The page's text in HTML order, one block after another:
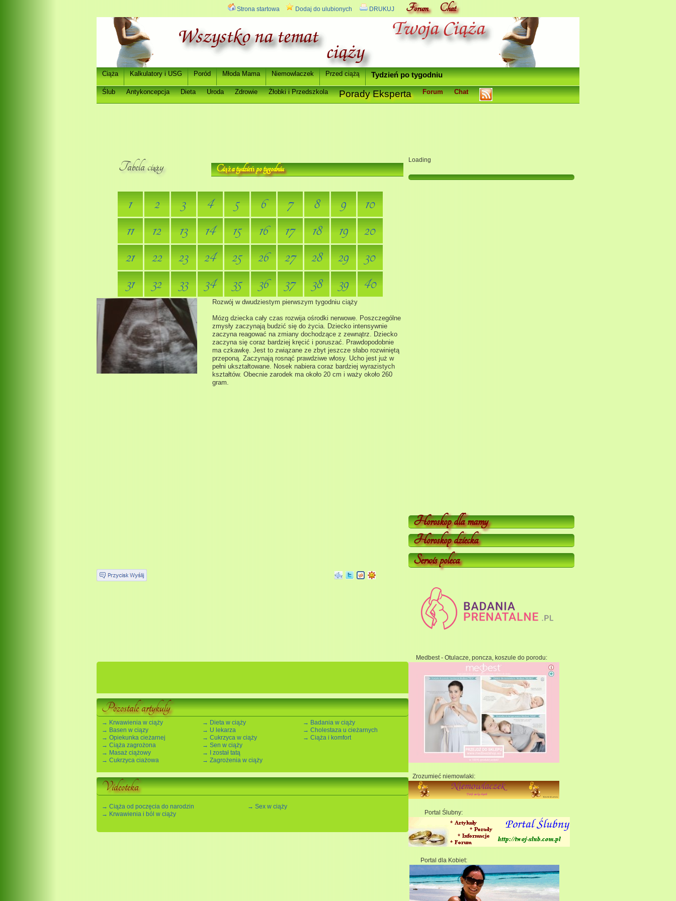
Strona startowa Dodaj do ulubionych DRUKUJ Forum Chat
Ciąża Kalkulatory i USG Poród Młoda Mama Niemowlaczek Przed ciążą Tydzieńpo tygodniu
Ślub Antykoncepcja Dieta Uroda Zdrowie Żłobki i Przedszkola Porady Eksperta Forum Chat
Ciąża tydzieńpo tygodniu
Tabela ciąży
1 2 3 4 5 6 7 8 9
10
11
12 13 14 15 16 17 18 19
20
21
22 23 24 25 26 27 28 29
30
31
32 33 34 35 36 37 38 39 40
Rozwój w dwudziestym pierwszym tygodniu ciąży
Mózg dziecka cały czas rozwija ośrodki nerwowe. Poszczególne
zmysły zaczynają budzić się do życia. Dziecko intensywnie
zaczyna reagować na zmiany dochodzące z zewnątrz. Dziecko
zaczyna się coraz bardziej kręcić i poruszać. Prawdopodobnie
ma czkawkę. Jest to związane ze zbyt jeszcze słabo rozwiniętą
przeponą. Zaczynają rosnąć prawdziwe włosy. Ucho jest już w
pełni ukształtowane. Nosek nabiera coraz bardziej wyrazistych
kształtów. Obecnie zarodek ma około 20 cm i waży około 260
gram.
Pozostałe artykuły
→ Krwawienia w ciąży
→ Basen w ciązy
→ Opiekunka cieżarnej
→ Ciąża zagrożona
→ Masaż ciążowy
→ Cukrzyca ciażowa
→ Dieta w ciąży
→ U lekarza
→ Cukrzyca w ciąży
→ Sen w ciąży
→ I został tatą
→ Zagrożenia w ciąży
→ Badania w ciąży
→ Cholestaza u cieżarnych
→ Ciąża i komfort
Videoteka
→ Ciąża od poczęcia do narodzin
→ Krwawienia i ból w ciąży
→ Sex w ciąży
Loading
Horoskop dla mamy
Horoskop dziecka
Serwis poleca
Medbest - Otulacze, poncza, koszule do porodu:
Zrozumieć niemowlaki:
Portal Ślubny:
Portal dla Kobiet: